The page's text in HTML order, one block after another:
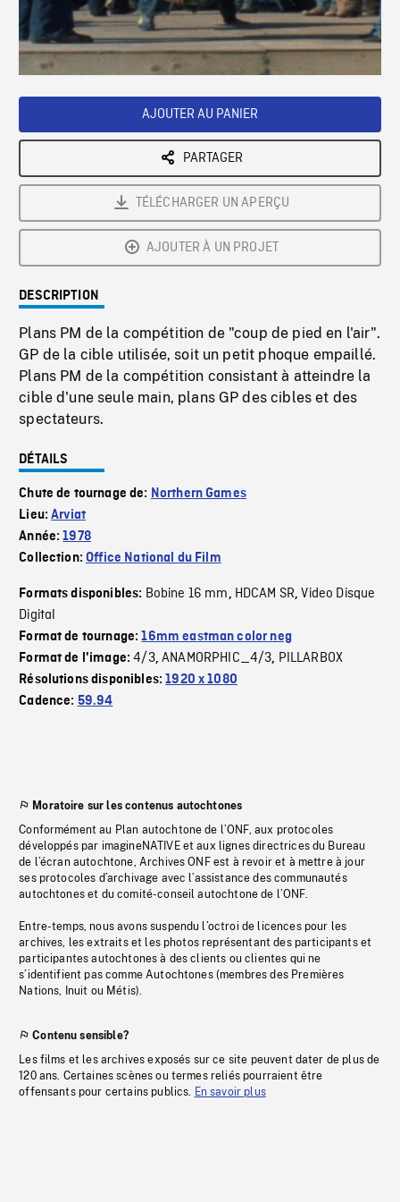
/ Loaded:
AJOUTER AU PANIER
PARTAGER
TÉLÉCHARGER UN APERÇU
AJOUTER À UN PROJET
DESCRIPTION
Plans PM de la compétition de "coup de pied en l'air".
GP de la cible utilisée, soit un petit phoque empaillé.
Plans PM de la compétition consistant à atteindre la
cible d'une seule main, plans GP des cibles et des
spectateurs.
DÉTAILS
Chute de tournage de: Northern Games
Lieu:Arviat
Année:1978
Collection:Office National du Film
Formats disponibles: Bobine 16 mm, HDCAM SR,Video Disque
Digital
Format de tournage:16mm eastman color neg
Format de l'image:4/3,ANAMORPHIC_4/3, PILLARBOX
Résolutions disponibles:1920 x 1080
Cadence: 59.94
Moratoire sur les contenus autochtones
Conformément au Plan autochtone de l’ONF, aux protocoles
développés par imagineNATIVE et aux lignes directrices du Bureau
de l’écran autochtone, Archives ONF est à revoir et à mettre à jour
ses protocoles d’archivage avec l’assistance des communautés
autochtones et du comité-conseil autochtone de l’ONF.
Entre-temps, nous avons suspendu l’octroi de licences pour les
archives, les extraits et les photos représentant des participants et
participantes autochtones à des clients ou clientes qui ne
s’identifient pas comme Autochtones (membres des Premières
Nations, Inuit ou Métis).
Contenu sensible?
Les films et les archives exposés sur ce site peuvent dater de plus de
120 ans. Certaines scènes ou termes reliés pourraient être
offensants pour certains publics. En savoir plus